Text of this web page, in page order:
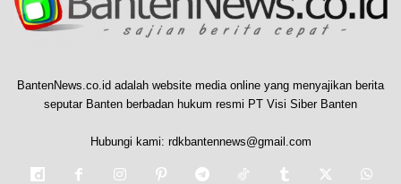
BantenNews.co.id adalah website media online yang menyajikan berita
seputar Banten berbadan hukum resmi PT Visi Siber Banten
Hubungi kami: rdkbantennews@gmail.com